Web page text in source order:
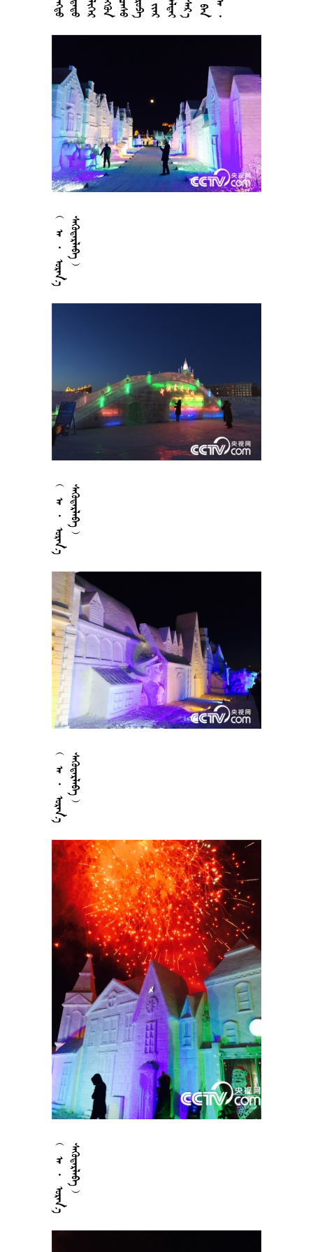











































































